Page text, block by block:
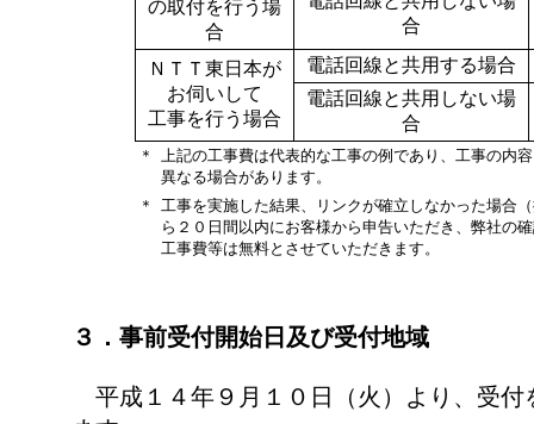
の取付を行う場
合
合
ＮＴＴ東日本が
お伺いして
工事を行う場合
電話回線と共用する場合
電話回線と共用しない場
合
＊
上記の工事費は代表的な工事の例であり、工事の内
異なる場合があります。
＊
工事を実施した結果、リンクが確立しなかった場合
ら２０日間以内にお客様から申告いただき、弊社の
工事費等は無料とさせていただきます。
３．事前受付開始日及び受付地域
平成１４年９月１０日（火）より、受付